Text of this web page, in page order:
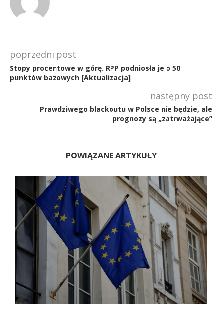
poprzedni post
Stopy procentowe w górę. RPP podniosła je o 50
punktów bazowych [Aktualizacja]
następny post
Prawdziwego blackoutu w Polsce nie będzie, ale
prognozy są „zatrważające”
POWIĄZANE ARTYKUŁY